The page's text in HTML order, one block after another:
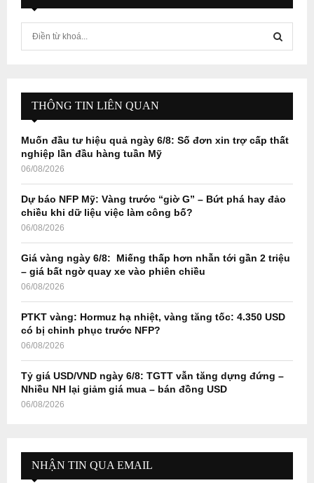
f
r
E
A
H
THÔNG TIN LIÊN QUAN
Muốn đầu tư hiệu quả ngày 6/8: Số đơn xin trợ cấp thất
nghiệp lần đầu hàng tuần Mỹ
06/08/2026
Dự báo NFP Mỹ: Vàng trước “giờ G” – Bứt phá hay đảo
chiều khi dữ liệu việc làm công bố?
06/08/2026
Giá vàng ngày 6/8: Miếng thấp hơn nhẫn tới gần 2 triệu
– giá bất ngờ quay xe vào phiên chiều
06/08/2026
PTKT vàng: Hormuz hạ nhiệt, vàng tăng tốc: 4.350 USD
có bị chinh phục trước NFP?
06/08/2026
Tỷ giá USD/VND ngày 6/8: TGTT vẫn tăng dựng đứng –
Nhiều NH lại giảm giá mua – bán đồng USD
06/08/2026
NHẬN TIN QUA EMAIL